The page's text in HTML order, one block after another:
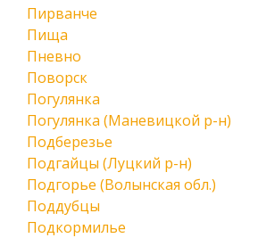
Пирванче
Пища
Пневно
Поворск
Погулянка
Погулянка (Маневицкой р-н)
Подберезье
Подгайцы (Луцкий р-н)
Подгорье (Волынская обл.)
Поддубцы
Подкормилье